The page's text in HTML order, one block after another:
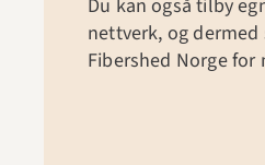
Du kan også tilby
nettverk, og
Fibershed Norge